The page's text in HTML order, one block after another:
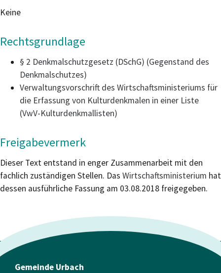
Keine
Rechtsgrundlage
§ 2 Denkmalschutzgesetz (DSchG) (Gegenstand des
Denkmalschutzes)
Verwaltungsvorschrift des Wirtschaftsministeriums für
die Erfassung von Kulturdenkmalen in einer Liste
(VwV-Kulturdenkmallisten)
Freigabevermerk
Dieser Text entstand in enger Zusammenarbeit mit den
fachlich zuständigen Stellen. Das Wirtschaftsministerium hat
dessen ausführliche Fassung am 03.08.2018 freigegeben.
Gemeinde Urbach